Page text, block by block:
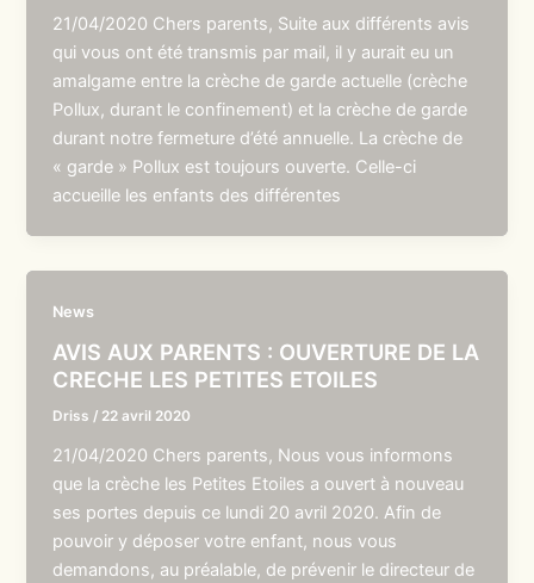
21/04/2020 Chers parents, Suite aux différents avis
qui vous ont été transmis par mail, il y aurait eu un
amalgame entre la crèche de garde actuelle (crèche
Pollux, durant le confinement) et la crèche de garde
durant notre fermeture d’été annuelle. La crèche de
« garde » Pollux est toujours ouverte. Celle-ci
accueille les enfants des différentes
News
AVIS AUX PARENTS : OUVERTURE DE LA
CRECHE LES PETITES ETOILES
Driss / 22 avril 2020
21/04/2020 Chers parents, Nous vous informons
que la crèche les Petites Etoiles a ouvert à nouveau
ses portes depuis ce lundi 20 avril 2020. Afin de
pouvoir y déposer votre enfant, nous vous
demandons, au préalable, de prévenir le directeur de